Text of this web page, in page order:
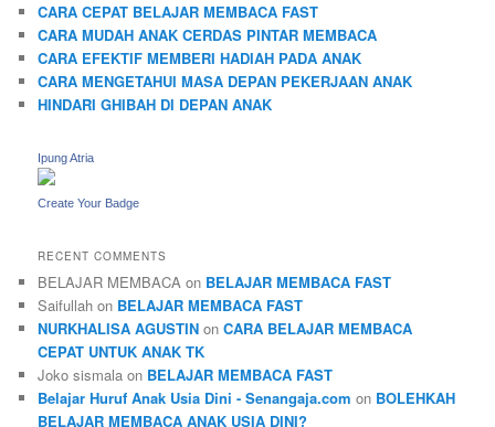
CARA CEPAT BELAJAR MEMBACA FAST
CARA MUDAH ANAK CERDAS PINTAR MEMBACA
CARA EFEKTIF MEMBERI HADIAH PADA ANAK
CARA MENGETAHUI MASA DEPAN PEKERJAAN ANAK
HINDARI GHIBAH DI DEPAN ANAK
Ipung Atria
Create Your Badge
RECENT COMMENTS
BELAJAR MEMBACA on BELAJAR MEMBACA FAST
Saifullah on BELAJAR MEMBACA FAST
NURKHALISA AGUSTIN onCARA BELAJAR MEMBACA
CEPAT UNTUK ANAK TK
Joko sismala on BELAJAR MEMBACA FAST
Belajar Huruf Anak Usia Dini - Senangaja.com on BOLEHKAH
BELAJAR MEMBACA ANAK USIA DINI?